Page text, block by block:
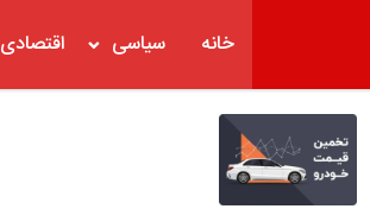
خانه سیاسی اقتصادی